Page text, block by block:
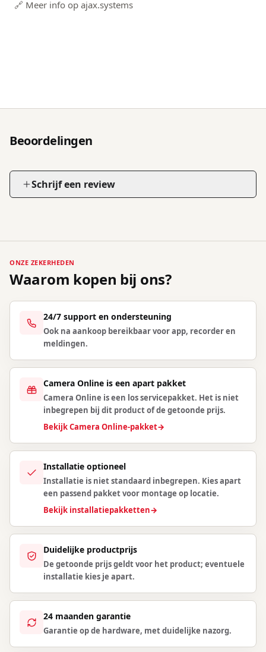
🔗 Meer info op ajax.systems
Beoordelingen
Schrijf een review
ONZE ZEKERHEDEN
Waarom kopen bij ons?
24/7 support en ondersteuning
Ook na aankoop bereikbaar voor app, recorder en
meldingen.
Camera Online is een apart pakket
Camera Online is een los servicepakket. Het is niet
inbegrepen bij dit product of de getoonde prijs.
Bekijk Camera Online-pakket→
Installatie optioneel
Installatie is niet standaard inbegrepen. Kies apart
een passend pakket voor montage op locatie.
Bekijk installatiepakketten→
Duidelijke productprijs
De getoonde prijs geldt voor het product; eventuele
installatie kies je apart.
24 maanden garantie
Garantie op de hardware, met duidelijke nazorg.